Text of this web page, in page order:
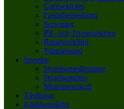
Grensektorer
Fastighetssektorn
Servering
PR- och Trivselsektorn
Rasutveckling
Tjänstehund
Styrelse
Styrelsemedlemmar
Styrelsemöten
Mötesprotokoll
Tävlingar
Klubbområdet